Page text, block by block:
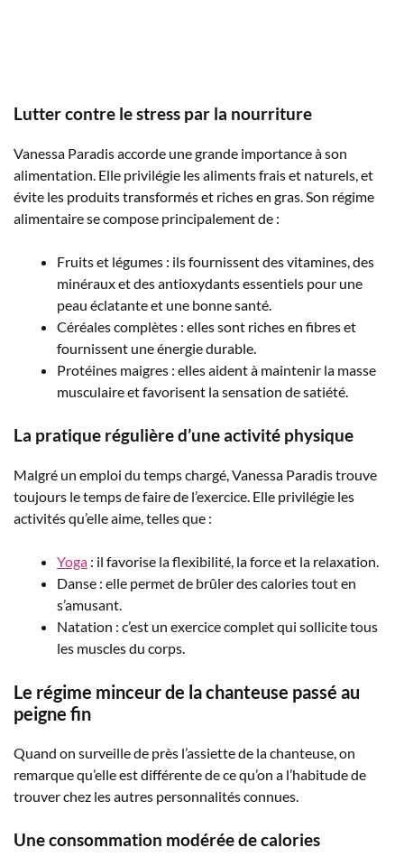
Lutter contre le stress par la nourriture
Vanessa Paradis accorde une grande importance à son
alimentation. Elle privilégie les aliments frais et naturels, et
évite les produits transformés et riches en gras. Son régime
alimentaire se compose principalement de :
Fruits et légumes : ils fournissent des vitamines, des
minéraux et des antioxydants essentiels pour une
peau éclatante et une bonne santé.
Céréales complètes : elles sont riches en fibres et
fournissent une énergie durable.
Protéines maigres : elles aident à maintenir la masse
musculaire et favorisent la sensation de satiété.
La pratique régulière d’une activité physique
Malgré un emploi du temps chargé, Vanessa Paradis trouve
toujours le temps de faire de l’exercice. Elle privilégie les
activités qu’elle aime, telles que :
Yoga : il favorise la flexibilité, la force et la relaxation.
Danse : elle permet de brûler des calories tout en
s’amusant.
Natation : c’est un exercice complet qui sollicite tous
les muscles du corps.
Le régime minceur de la chanteuse passé au
peigne fin
Quand on surveille de près l’assiette de la chanteuse, on
remarque qu’elle est différente de ce qu’on a l’habitude de
trouver chez les autres personnalités connues.
Une consommation modérée de calories